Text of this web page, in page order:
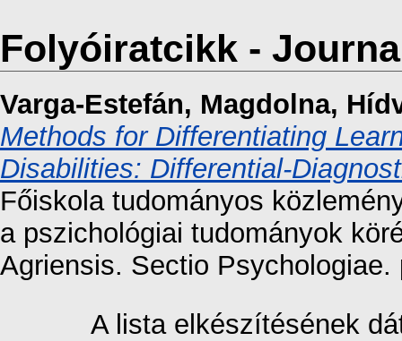
Folyóiratcikk -
Varga-Estefán, Magdolna,
Methods for Differentiating
Disabilities: Differential-
Főiskola tudományos
a pszichológiai tudományok
Agriensis. Sectio Psychologiae.
A lista elkészítésének